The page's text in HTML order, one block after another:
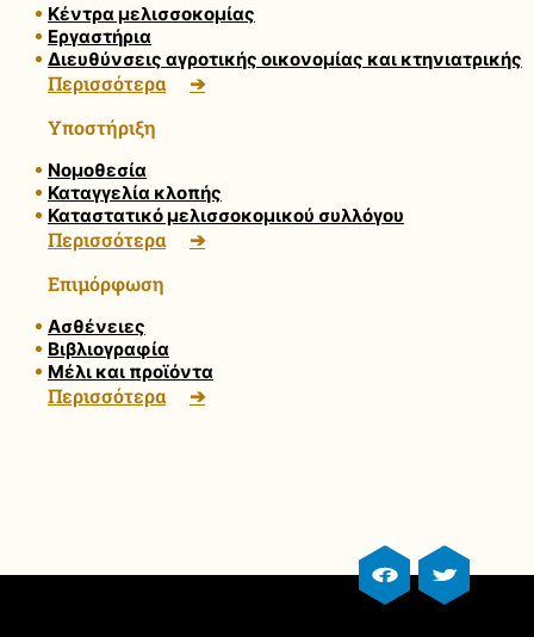
Κέντρα μελισσοκομίας
Εργαστήρια
Διευθύνσεις αγροτικής οικονομίας και κτηνιατρικής
Περισσότερα
Υποστήριξη
Νομοθεσία
Καταγγελία κλοπής
Καταστατικό μελισσοκομικού συλλόγου
Περισσότερα
Επιμόρφωση
Ασθένειες
Βιβλιογραφία
Μέλι και προϊόντα
Περισσότερα
facebook profile
twitter